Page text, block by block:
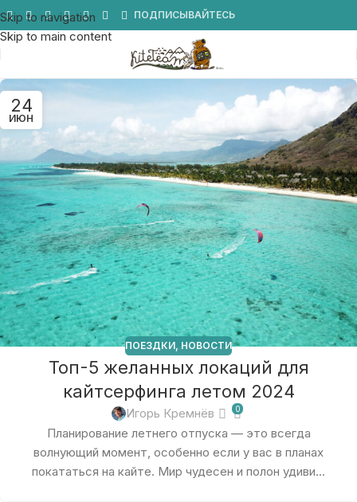
Skip to navigation
Skip to main content
ПОДПИСЫВАЙТЕСЬ
24
ИЮН
ПОЕЗДКИ НОВОСТИ
Топ-5 желанных локаций для
кайтсерфинга летом 2024
Игорь Кремнёв 0
Планирование летнего отпуска — это всегда
волнующий момент, особенно если у вас в планах
покататься на кайте. Мир чудесен и полон удиви...